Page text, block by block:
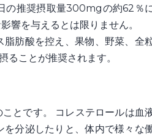
の推奨摂取量300mgの約62％
響を与えるとは限りません。
肪酸を控え、果物、野菜、全
ることが推奨されます。
とです。 コレステロールは血
分泌したりと、体内で様々な